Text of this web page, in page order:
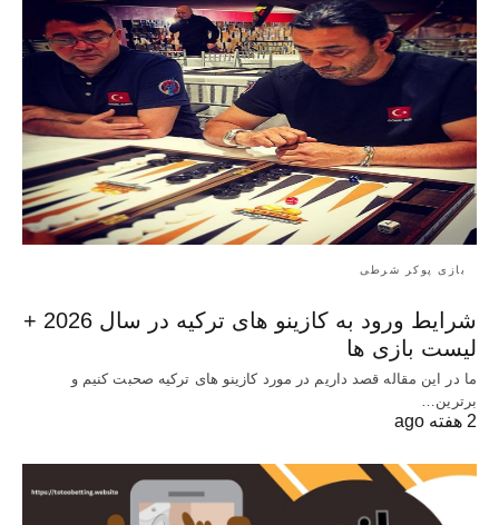
بازی پوکر شرطی
شرایط ورود به کازینو های ترکیه در سال 2026 +
لیست بازی ها
ما در این مقاله قصد داریم در مورد کازینو های ترکیه صحبت کنیم و
برترین…
2 هفته ago